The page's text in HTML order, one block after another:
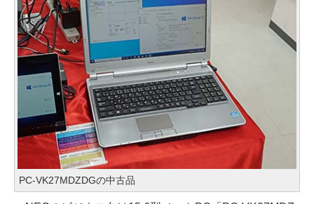
PC-VK27MDZDGの中古品